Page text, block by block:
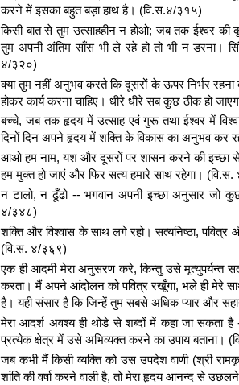
करने में इसका बहुत बड़ा हाथ है। (वि.स.४/३१५)
किसी बात से तुम उत्साहहीन न होओ; जब तक ईश्वर की
तुम अपनी अंतिम साँस भी ले रहे हो तो भी न डरना।
४/३२०)
क्या तुम नहीं अनुभव करते कि दूसरों के ऊपर निर्भर रहना
होकर कार्य करना चाहिए। धीरे धीरे सब कुछ ठीक हो
बच्चे, जब तक हृदय में उत्साह एवं गुरू तथा ईश्वर में
दिनों दिन अपने हृदय में शक्ति के विकास का अनुभव कर
आओ हम नाम, यश और दूसरों पर शासन करने की इच्छा से
हम मुक्त हो जाएं और फिर सत्य हमारे साथ रहेगा।
न टालो, न ढूँढो -- भगवान अपनी इच्छा अनुसार जो
४/३४८)
शक्ति और विश्वास के साथ लगे रहो। सत्यनिष्ठा, पवित्र
(वि.स. ४/३६९)
एक ही आदमी मेरा अनुसरण करे, किन्तु उसे मृत्युपर्यन्त
करता। मैं अपने आंदोलन को पवित्र रखूँगा, भले ही मेरे साथ
है। यही संसार है कि जिन्हें तुम सबसे अधिक प्यार और
मेरा आदर्श अवश्य ही थोडे से शब्दों में कहा जा सकता
प्रत्येक क्षेत्र में उसे अभिव्यक्त करने का उपाय बताना।
जब कभी मैं किसी व्यक्ति को उस उपदेश वाणी (श्री
शांति की वर्षा करने वाली है, तो मेरा हृदय आनन्द से